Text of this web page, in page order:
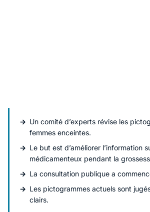
Un comité d’experts révise les
femmes enceintes.
Le but est d’améliorer l’information
médicamenteux pendant la
La consultation publique a
Les pictogrammes actuels sont
clairs.